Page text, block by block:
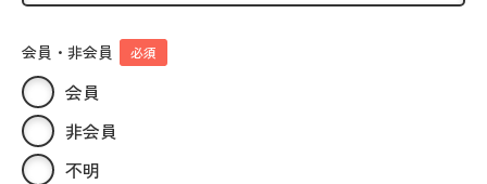
会員・非会員 必須
会員
非会員
不明